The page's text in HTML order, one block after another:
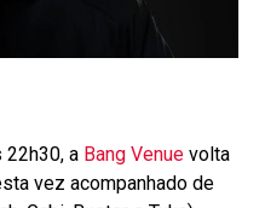
22h30, a Bang Venue volta
vez acompanhado de